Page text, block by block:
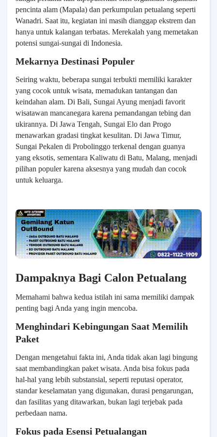
pencinta alam (Mapala) dan perkumpulan petualang seperti
Wanadri. Saat itu, kegiatan ini masih dianggap ekstrem dan
hanya untuk kalangan terbatas. Merekalah yang memetakan
potensi sungai-sungai di Indonesia.
Mekarnya Destinasi Populer
Seiring waktu, beberapa sungai terbukti memiliki karakter
yang cocok untuk wisata, memadukan tantangan dan
keindahan alam. Di Bali, Sungai Ayung menjadi favorit
wisatawan mancanegara karena pemandangan tebing dan
ukirannya. Di Jawa Tengah, Sungai Elo dan Progo
menawarkan gradasi tingkat kesulitan. Di Jawa Timur,
Sungai Pekalen di Probolinggo terkenal dengan guanya
yang eksotis, sementara Kaliwatu di Batu, Malang, menjadi
pilihan populer karena aksesnya yang mudah dan cocok
untuk keluarga.
Dampaknya Bagi Calon Petualang
Memahami bahwa kedua istilah ini sama memiliki dampak
penting bagi Anda yang ingin mencoba.
Menghindari Kebingungan Saat Memilih
Paket
Dengan mengetahui fakta ini, Anda tidak akan lagi bingung
saat membandingkan paket wisata. Anda bisa fokus pada
hal-hal yang lebih substansial, seperti reputasi operator,
standar keselamatan yang digunakan, durasi pengarungan,
dan fasilitas yang ditawarkan, bukan lagi terjebak pada
perbedaan nama.
Fokus pada Esensi Petualangan